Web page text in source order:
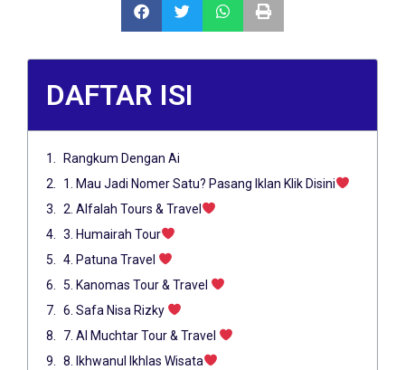
DAFTAR ISI
Rangkum Dengan Ai
1. Mau Jadi Nomer Satu? Pasang Iklan Klik Disini
2. Alfalah Tours & Travel
3. Humairah Tour
4. Patuna Travel
5. Kanomas Tour & Travel
6. Safa Nisa Rizky
7. Al Muchtar Tour & Travel
8. Ikhwanul Ikhlas Wisata